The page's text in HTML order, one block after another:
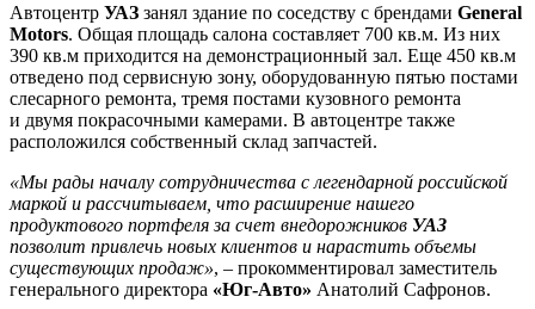
Автоцентр УАЗ занял здание по соседству с брендами General
Motors. Общая площадь салона составляет 700 кв.м. Из них
390 кв.м приходится на демонстрационный зал. Еще 450 кв.м
отведено под сервисную зону, оборудованную пятью постами
слесарного ремонта, тремя постами кузовного ремонта
и двумя покрасочными камерами. В автоцентре также
расположился собственный склад запчастей.
«Мы рады началу сотрудничества с легендарной российской
маркой и рассчитываем, что расширение нашего
продуктового портфеля за счет внедорожников УАЗ
позволит привлечь новых клиентов и нарастить объемы
существующих продаж», – прокомментировал заместитель
генерального директора «Юг-Авто» Анатолий Сафронов.